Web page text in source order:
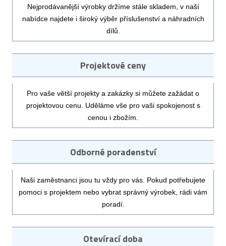
Nejprodávanější výrobky držíme stále skladem, v naší
nabídce najdete i široký výběr příslušenství a náhradních
dílů.
Projektové ceny
Pro vaše větší projekty a zakázky si můžete zažádat o
projektovou cenu. Uděláme vše pro vaši spokojenost s
cenou i zbožím.
Odborné poradenství
Naši zaměstnanci jsou tu vždy pro vás. Pokud potřebujete
pomoci s projektem nebo vybrat správný výrobek, rádi vám
poradí.
Otevírací doba